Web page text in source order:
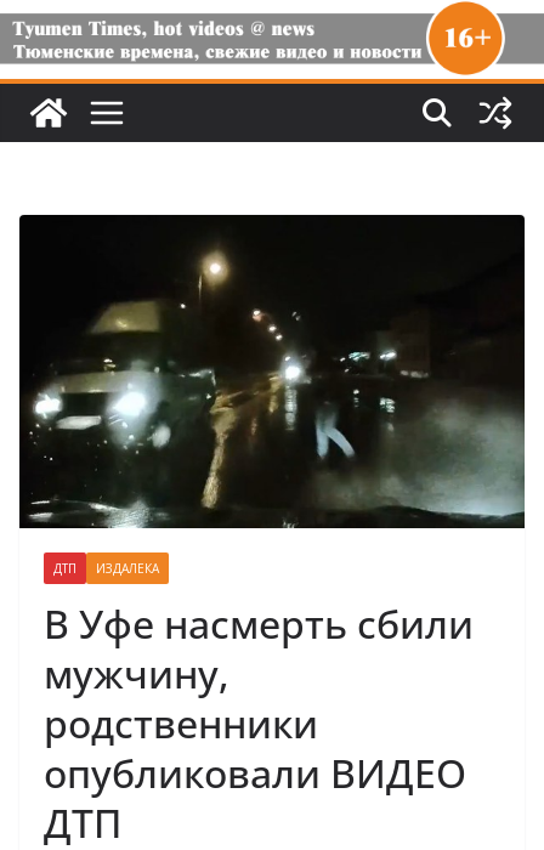
ДТП ИЗДАЛЕКА
В Уфе насмерть сбили
мужчину,
родственники
опубликовали ВИДЕО
ДТП